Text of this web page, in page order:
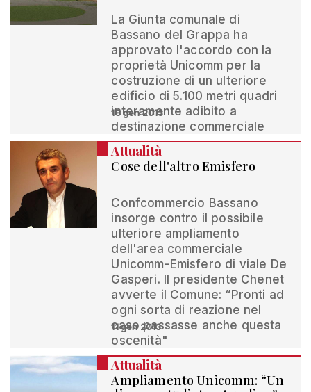
La Giunta comunale di
Bassano del Grappa ha
approvato l'accordo con la
proprietà Unicomm per la
costruzione di un ulteriore
edificio di 5.100 metri quadri
interamente adibito a
destinazione commerciale
18 gen 2013
Attualità
Cose dell'altro Emisfero
Confcommercio Bassano
insorge contro il possibile
ulteriore ampliamento
dell'area commerciale
Unicomm-Emisfero di viale De
Gasperi. Il presidente Chenet
avverte il Comune: “Pronti ad
ogni sorta di reazione nel
caso passasse anche questa
oscenità"
11 gen 2013
Attualità
Ampliamento Unicomm: “Un